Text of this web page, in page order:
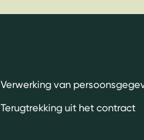
Verwerking van
Terugtrekking uit het contract